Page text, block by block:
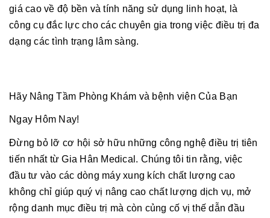
giá cao về độ bền và tính năng sử dụng linh hoạt, là
công cụ đắc lực cho các chuyên gia trong việc điều trị đa
dạng các tình trạng lâm sàng.
Hãy Nâng Tầm Phòng Khám và bệnh viện Của Bạn
Ngay Hôm Nay!
Đừng bỏ lỡ cơ hội sở hữu những công nghệ điều trị tiên
tiến nhất từ Gia Hân Medical. Chúng tôi tin rằng, việc
đầu tư vào các dòng máy xung kích chất lượng cao
không chỉ giúp quý vị nâng cao chất lượng dịch vụ, mở
rộng danh mục điều trị mà còn củng cố vị thế dẫn đầu